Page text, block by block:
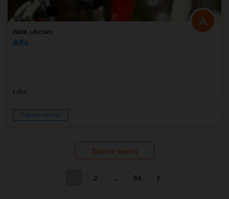
PARK LINOWY
Alfa
Łeba
Zobacz więcej
Zobacz więcej
2 ... 84